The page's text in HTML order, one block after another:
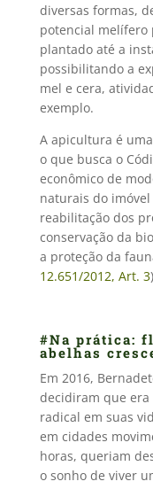
diversas formas,
potencial melífero
plantado até a
possibilitando a
mel e cera,
exemplo.
A apicultura é
o que busca o
econômico de
naturais do
reabilitação dos
conservação da
a proteção da
12.651/2012, Art. 3
#Na prática:
abelhas
Em 2016,
decidiram que
radical em suas
em cidades
horas, queriam
o sonho de viver